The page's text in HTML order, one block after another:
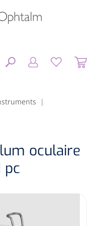
|
oculaire
pc